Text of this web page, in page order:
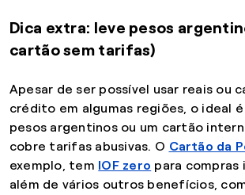
Dica extra: leve pesos
cartão sem tarifas)
Apesar de ser possível usar reais ou
crédito em algumas regiões, o ideal
pesos argentinos ou um cartão
cobre tarifas abusivas. O Cartão da
exemplo, tem IOF zero para compras
além de vários outros benefícios,